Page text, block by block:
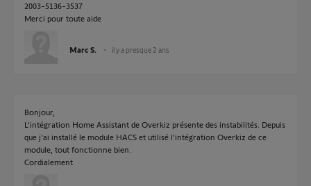
2003-5136-3537
Merci pour toute aide
Marc S. il y a presque 2 ans
Bonjour,
L'intégration Home Assistant de Overkiz présente des instabilités. Depuis
que j'ai installé le module HACS et utilisé l'intégration Overkiz de ce
module, tout fonctionne bien.
Cordialement